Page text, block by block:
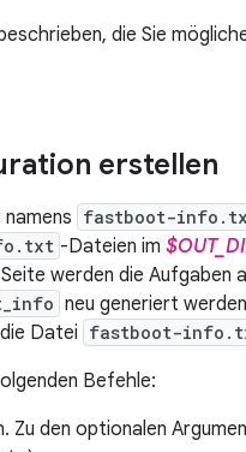
die Sie
erstellen
fastboot-
-Dateien im
werden die
neu generiert
Datei fastboot-
Befehle:
Zu den optionalen